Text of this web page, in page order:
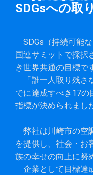
SDGsへの取
SDGs（持続可能
国連サミットで採択
き世界共通の目標で
「誰一人取り残さ
でに達成すべき17
指標が決められまし
弊社は川崎市の空
を提供し、社会・お
族の幸せの向上に努
企業として目標達